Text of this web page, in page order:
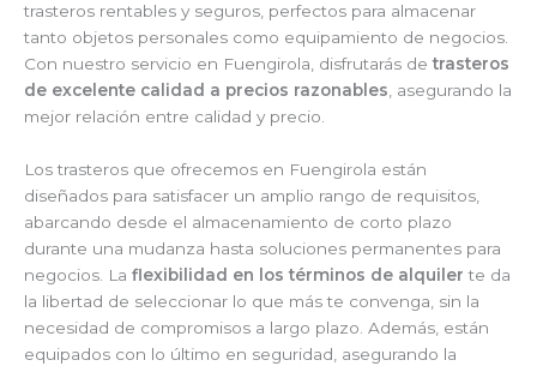
trasteros rentables y seguros, perfectos para almacenar
tanto objetos personales como equipamiento de negocios.
Con nuestro servicio en Fuengirola, disfrutarás detrasteros
de excelente calidad a precios razonables, asegurando la
mejor relación entre calidad y precio.
Los trasteros que ofrecemos en Fuengirola están
diseñados para satisfacer un amplio rango de requisitos,
abarcando desde el almacenamiento de corto plazo
durante una mudanza hasta soluciones permanentes para
negocios. La flexibilidad en los términos de alquiler te da
la libertad de seleccionar lo que más te convenga, sin la
necesidad de compromisos a largo plazo. Además, están
equipados con lo último en seguridad, asegurando la